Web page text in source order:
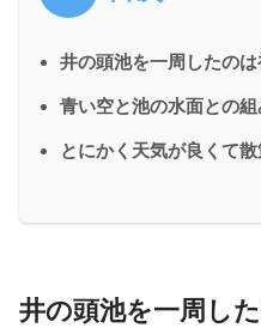
井の頭池を一周したの
青い空と池の水面との
とにかく天気が良くて
井の頭池を一周し